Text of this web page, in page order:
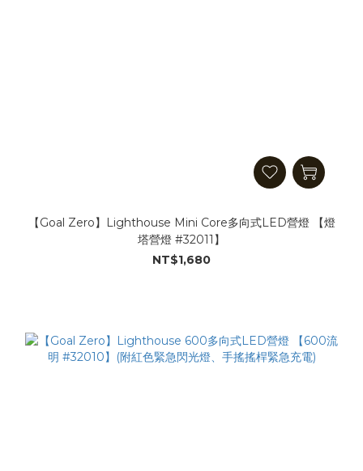
【Goal Zero】Lighthouse Mini Core多向式LED營燈 【燈
塔營燈 #32011】
NT$1,680